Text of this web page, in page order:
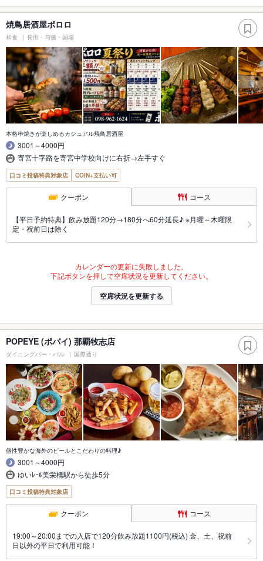
焼鳥居酒屋ポロロ
和食 長田・与儀・国場
本格串焼きが楽しめるカジュアル焼鳥居酒屋
3001～4000円
寄宮十字路を寄宮中学校向けに右折→左手すぐ
口コミ投稿特典対象店 COIN+支払い可
クーポン コース
【平日予約特典】飲み放題120分→180分へ60分延長♪ ※月曜～木曜限
定・祝前日は除く
カレンダーの更新に失敗しました。
下記ボタンを押して空席状況を更新してください。
空席状況を更新する
POPEYE (ポパイ) 那覇牧志店
ダイニングバー・バル 国際通り
個性豊かな海外のビールとこだわりの料理♪
3001～4000円
ゆいﾚｰﾙ美栄橋駅から徒歩5分
口コミ投稿特典対象店
クーポン コース
19:00～20:00までの入店で120分飲み放題1100円(税込) 金、土、祝前
日以外の平日で利用可能！